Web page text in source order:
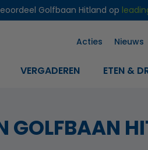
Golfbaan Hitland op
Acties Nieuws
VERGADEREN ETEN &
GOLFBAAN